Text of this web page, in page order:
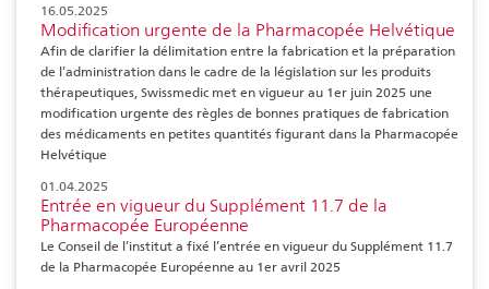
16.05.2025
Modification urgente de la Pharmacopée Helvétique
Afin de clarifier la délimitation entre la fabrication et la préparation
de l’administration dans le cadre de la législation sur les produits
thérapeutiques, Swissmedic met en vigueur au 1er juin 2025 une
modification urgente des règles de bonnes pratiques de fabrication
des médicaments en petites quantités figurant dans la Pharmacopée
Helvétique
01.04.2025
Entrée en vigueur du Supplément 11.7 de la
Pharmacopée Européenne
Le Conseil de l’institut a fixé l’entrée en vigueur du Supplément 11.7
de la Pharmacopée Européenne au 1er avril 2025